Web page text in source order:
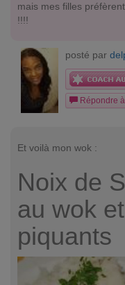
mais mes filles
!!!!
posté par
Répondre
Et voilà mon wok :
Noix de
au wok
piquants